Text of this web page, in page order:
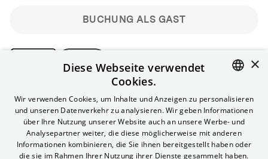
BUCHUNG ALS GAST
Bitte beachte: Gastbuchungen sind nicht stornierbar.
Registriere dich kostenlos für bis zu 90 min vor Filmbeginn
stornierbare Tickets für reguläre Vorstellungen.
Unlimited-Mitglied? Melde dich an, um deine Benefits
nutzen zu können.
ENGLISH
×
Diese Webseite verwendet
Cookies.
Wir verwenden Cookies, um Inhalte und Anzeigen zu personalisieren
und unseren Datenverkehr zu analysieren. Wir geben Informationen
über Ihre Nutzung unserer Website auch an unsere Werbe- und
Analysepartner weiter, die diese möglicherweise mit anderen
Informationen kombinieren, die Sie ihnen bereitgestellt haben oder
die sie im Rahmen Ihrer Nutzung ihrer Dienste gesammelt haben.